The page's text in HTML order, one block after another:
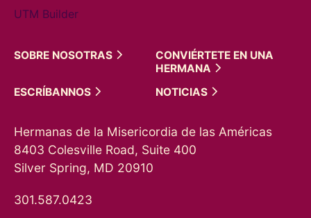
UTM Builder
SOBRE NOSOTRAS
CONVIÉRTETE EN UNA
HERMANA
ESCRÍBANNOS
NOTICIAS
Hermanas de la Misericordia de las Américas
8403 Colesville Road, Suite 400
Silver Spring, MD 20910
301.587.0423